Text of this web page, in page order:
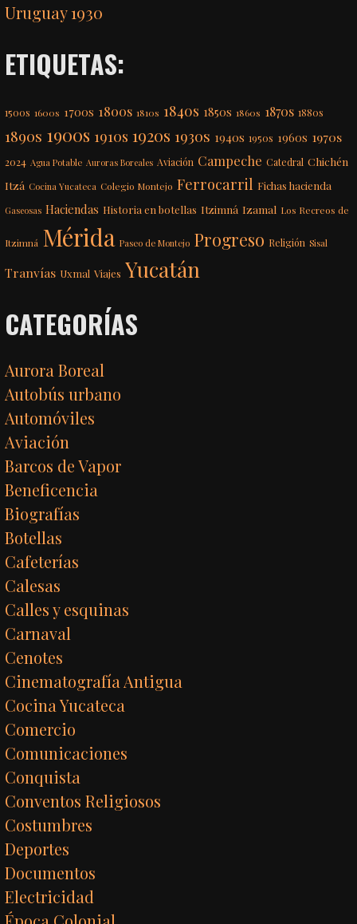
Uruguay 1930
ETIQUETAS:
1500s 1600s 1700s 1800s 1810s 1840s 1850s 1860s 1870s 1880s
1890s 1900s 1910s 1920s 1930s 1940s 1950s 1960s 1970s
2024 Agua Potable Auroras Boreales Aviación Campeche Catedral Chichén
Itzá Cocina Yucateca Colegio Montejo Ferrocarril Fichas hacienda
Gaseosas Haciendas Historia en botellas Itzimná Izamal Los Recreos de
Itzimná Mérida Paseo de Montejo Progreso Religión Sisal
Tranvías Uxmal Viajes Yucatán
CATEGORÍAS
Aurora Boreal
Autobús urbano
Automóviles
Aviación
Barcos de Vapor
Beneficencia
Biografías
Botellas
Cafeterías
Calesas
Calles y esquinas
Carnaval
Cenotes
Cinematografía Antigua
Cocina Yucateca
Comercio
Comunicaciones
Conquista
Conventos Religiosos
Costumbres
Deportes
Documentos
Electricidad